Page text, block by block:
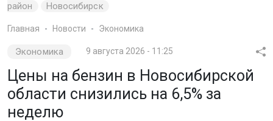
район
Новосибирск
Главная Новости Экономика
Экономика 9 августа 2026 - 11:25
Цены на бензин в Новосибирской
области снизились на 6,5% за
неделю